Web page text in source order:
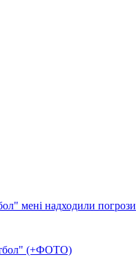
мені надходили погрози
(+ФОТО)